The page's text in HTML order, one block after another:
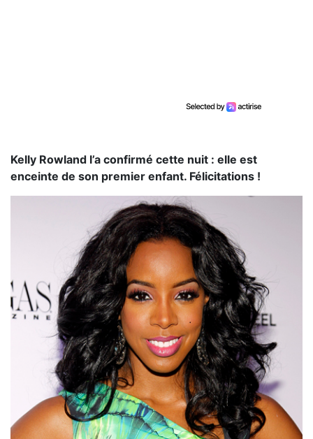
Kelly Rowland l’a confirmé cette nuit : elle est
enceinte de son premier enfant. Félicitations !